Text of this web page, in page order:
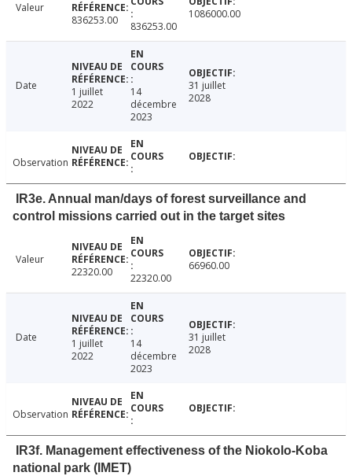
Valeur
836253.00
836253.00
1086000.00
Date
1 juillet
2022
14
décembre
2023
31 juillet
2028
Observation
IR3e. Annual man/days of forest surveillance and
control missions carried out in the target sites
Valeur
22320.00
22320.00
66960.00
Date
1 juillet
2022
14
décembre
2023
31 juillet
2028
Observation
IR3f. Management effectiveness of the Niokolo-Koba
national park (IMET)